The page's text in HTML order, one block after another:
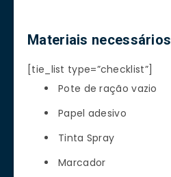
Materiais necessários
[tie_list type=”checklist”]
Pote de ração vazio
Papel adesivo
Tinta Spray
Marcador